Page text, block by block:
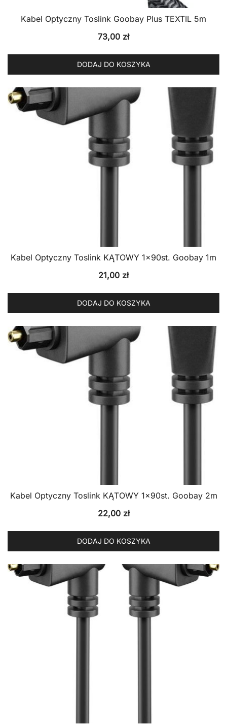
Kabel Optyczny Toslink Goobay Plus TEXTIL 5m
73,00 zł
DODAJ DO KOSZYKA
Kabel Optyczny Toslink KĄTOWY 1x90st. Goobay 1m
21,00 zł
DODAJ DO KOSZYKA
Kabel Optyczny Toslink KĄTOWY 1x90st. Goobay 2m
22,00 zł
DODAJ DO KOSZYKA